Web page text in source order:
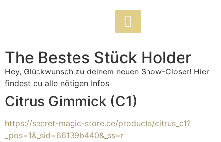
The Bestes Stück Holder
Hey, Glückwunsch zu deinem neuen Show-Closer! Hier
findest du alle nötigen Infos:
Citrus Gimmick (C1)
https://secret-magic-store.de/products/citrus_c1?
_pos=1&_sid=66139b440&_ss=r